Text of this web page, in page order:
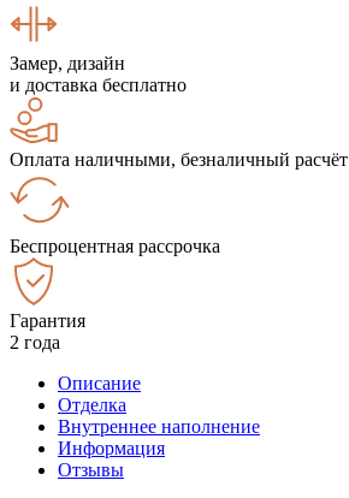
Замер, дизайн
и доставка бесплатно
Оплата наличными, безналичный расчёт
Беспроцентная рассрочка
Гарантия
2 года
Описание
Отделка
Внутреннее наполнение
Информация
Отзывы